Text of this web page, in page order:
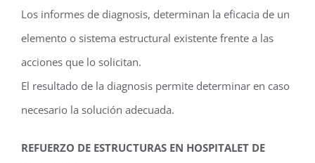
Los informes de diagnosis, determinan la eficacia de un
elemento o sistema estructural existente frente a las
acciones que lo solicitan.
El resultado de la diagnosis permite determinar en caso
necesario la solución adecuada.
REFUERZO DE ESTRUCTURAS EN HOSPITALET DE